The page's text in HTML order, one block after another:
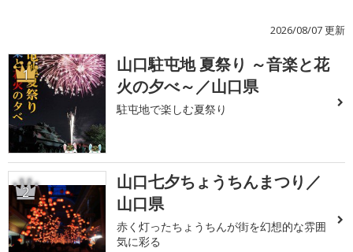
2026/08/07 更新
1
山口駐屯地 夏祭り ～音楽と花
火の夕べ～／山口県
駐屯地で楽しむ夏祭り
2
山口七夕ちょうちんまつり／
山口県
赤く灯ったちょうちんが街を幻想的な雰囲
気に彩る